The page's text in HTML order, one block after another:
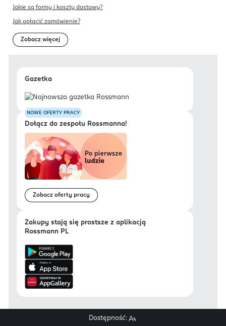
Jakie są formy i koszty dostawy?
Jak opłacić zamówienie?
Zobacz więcej
Gazetka
NOWE OFERTY PRACY
Dołącz do zespołu Rossmanna!
Zobacz oferty pracy
Zakupy stają się prostsze z aplikacją
Rossmann PL
Dostępność: